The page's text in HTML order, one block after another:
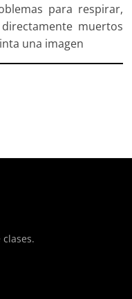
para respirar,
muertos
una imagen
#1 ($string)